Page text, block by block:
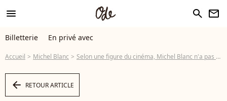
menu search newsletter
Billetterie En privé avec
Accueil Michel Blanc Selon une figure du cinéma, Michel Blanc n'a pas toujours été le gentil qu'on connaît : "Qu'est-ce qu'il a ? Pourquoi il est comme ça ?"
arrow_left RETOUR ARTICLE